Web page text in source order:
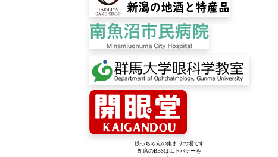
鉄っちゃんの集まりの場です
即席のBBSは以下バナーを